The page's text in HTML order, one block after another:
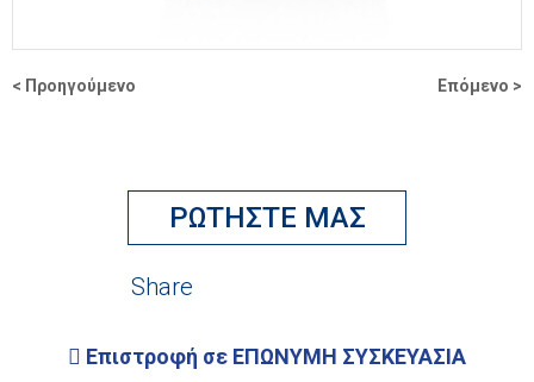
< Προηγούμενο Επόμενο >
ΡΩΤΗΣΤΕ ΜΑΣ
Share
Επιστροφή σε ΕΠΩΝΥΜΗ ΣΥΣΚΕΥΑΣΙΑ